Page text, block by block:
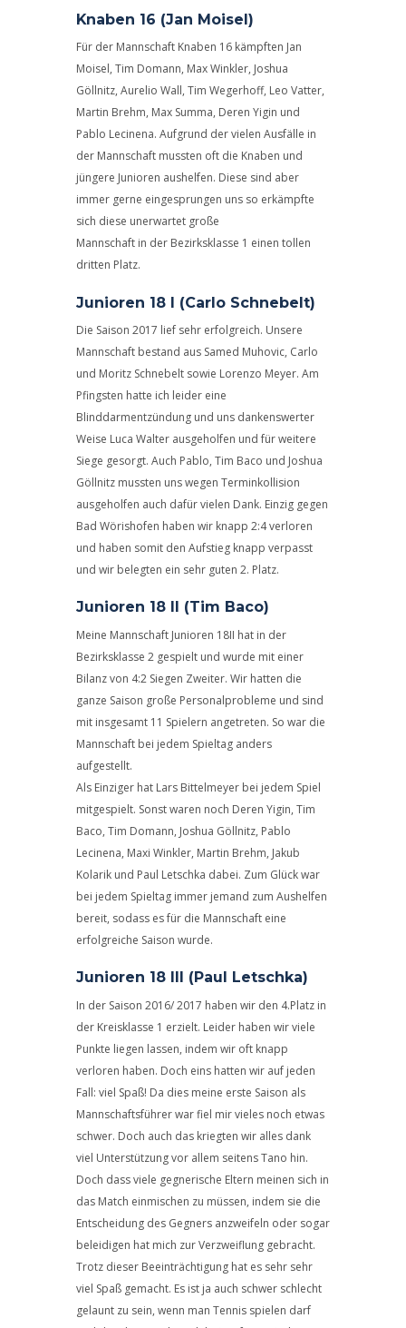
Knaben 16 (Jan Moisel)
Für der Mannschaft Knaben 16 kämpften Jan
Moisel, Tim Domann, Max Winkler, Joshua
Göllnitz, Aurelio Wall, Tim Wegerhoff, Leo Vatter,
Martin Brehm, Max Summa, Deren Yigin und
Pablo Lecinena. Aufgrund der vielen Ausfälle in
der Mannschaft mussten oft die Knaben und
jüngere Junioren aushelfen. Diese sind aber
immer gerne eingesprungen uns so erkämpfte
sich diese unerwartet große
Mannschaft in der Bezirksklasse 1 einen tollen
dritten Platz.
Junioren 18 I (Carlo Schnebelt)
Die Saison 2017 lief sehr erfolgreich. Unsere
Mannschaft bestand aus Samed Muhovic, Carlo
und Moritz Schnebelt sowie Lorenzo Meyer. Am
Pfingsten hatte ich leider eine
Blinddarmentzündung und uns dankenswerter
Weise Luca Walter ausgeholfen und für weitere
Siege gesorgt. Auch Pablo, Tim Baco und Joshua
Göllnitz mussten uns wegen Terminkollision
ausgeholfen auch dafür vielen Dank. Einzig gegen
Bad Wörishofen haben wir knapp 2:4 verloren
und haben somit den Aufstieg knapp verpasst
und wir belegten ein sehr guten 2. Platz.
Junioren 18 II (Tim Baco)
Meine Mannschaft Junioren 18II hat in der
Bezirksklasse 2 gespielt und wurde mit einer
Bilanz von 4:2 Siegen Zweiter. Wir hatten die
ganze Saison große Personalprobleme und sind
mit insgesamt 11 Spielern angetreten. So war die
Mannschaft bei jedem Spieltag anders
aufgestellt.
Als Einziger hat Lars Bittelmeyer bei jedem Spiel
mitgespielt. Sonst waren noch Deren Yigin, Tim
Baco, Tim Domann, Joshua Göllnitz, Pablo
Lecinena, Maxi Winkler, Martin Brehm, Jakub
Kolarik und Paul Letschka dabei. Zum Glück war
bei jedem Spieltag immer jemand zum Aushelfen
bereit, sodass es für die Mannschaft eine
erfolgreiche Saison wurde.
Junioren 18 III (Paul Letschka)
In der Saison 2016/ 2017 haben wir den 4.Platz in
der Kreisklasse 1 erzielt. Leider haben wir viele
Punkte liegen lassen, indem wir oft knapp
verloren haben. Doch eins hatten wir auf jeden
Fall: viel Spaß! Da dies meine erste Saison als
Mannschaftsführer war fiel mir vieles noch etwas
schwer. Doch auch das kriegten wir alles dank
viel Unterstützung vor allem seitens Tano hin.
Doch dass viele gegnerische Eltern meinen sich in
das Match einmischen zu müssen, indem sie die
Entscheidung des Gegners anzweifeln oder sogar
beleidigen hat mich zur Verzweiflung gebracht.
Trotz dieser Beeinträchtigung hat es sehr sehr
viel Spaß gemacht. Es ist ja auch schwer schlecht
gelaunt zu sein, wenn man Tennis spielen darf